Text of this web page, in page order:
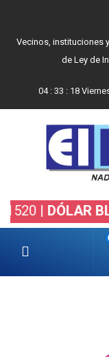
Vecinos, instituciones
de Ley de
04: 33 : 19
|DÓLAR BLUE: